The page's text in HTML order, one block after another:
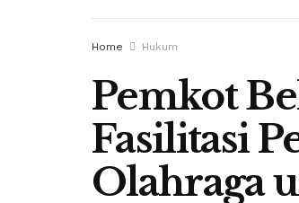
Home Hukum
Pemkot
Fasilitasi
Olahraga